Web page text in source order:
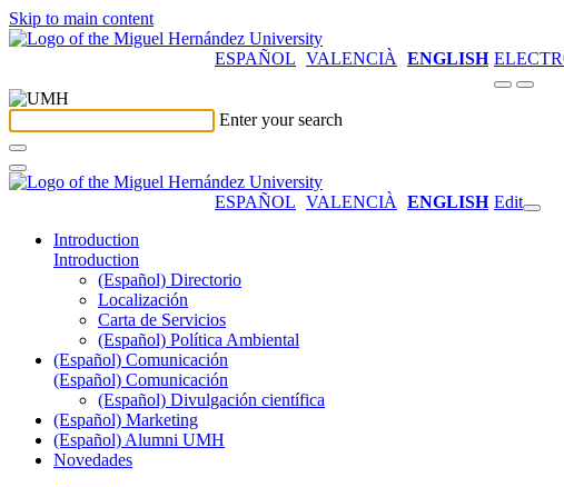
Skip to main content
ESPAÑOL VALENCIÀ ENGLISH
Enter your search
ESPAÑOL VALENCIÀ ENGLISH Edit
Introduction
Introduction
(Español) Directorio
Localización
Carta de Servicios
(Español) Política Ambiental
(Español) Comunicación
(Español) Comunicación
(Español) Divulgación científica
(Español) Marketing
(Español) Alumni UMH
Novedades